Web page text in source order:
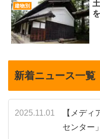
建物別
新着ニュース一覧
2025.11.01
【メデ
センター